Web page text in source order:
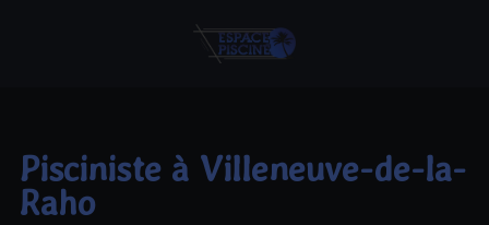
Pisciniste à Villeneuve-de-la-
Raho